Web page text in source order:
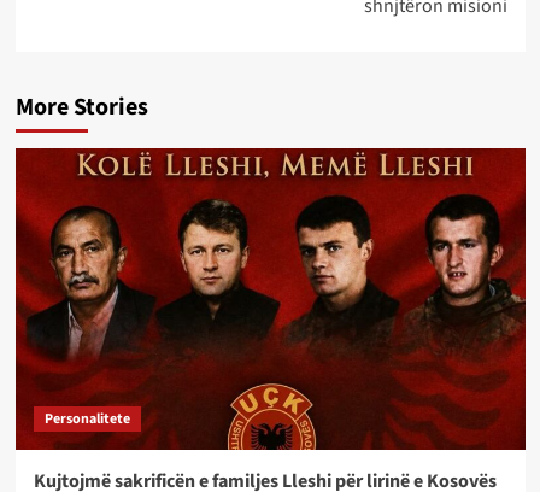
shnjtëron misioni
More Stories
Personalitete
Kujtojmë sakrificën e familjes Lleshi për lirinë e Kosovës